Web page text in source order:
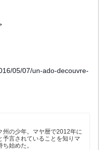
05/07/un-ado-decouvre-
州の少年。マヤ暦で2012年に
予言されていることを知りマ
始めた。